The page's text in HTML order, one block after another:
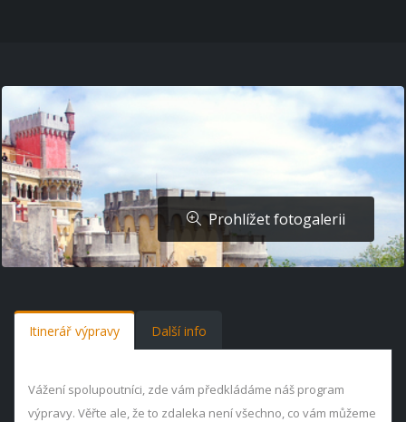
Prohlížet fotogalerii
Itinerář výpravy Další info
Vážení spolupoutníci, zde vám předkládáme náš program
výpravy. Věřte ale, že to zdaleka není všechno, co vám můžeme